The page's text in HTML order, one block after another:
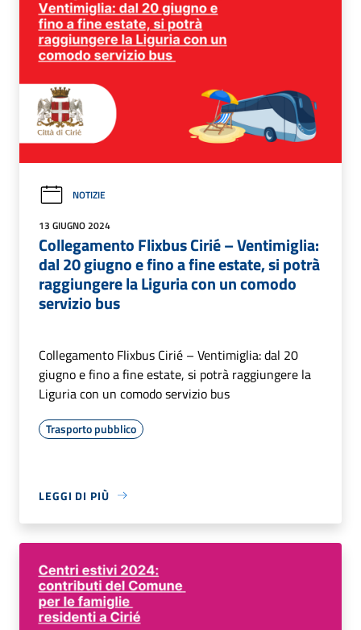
NOTIZIE
13 GIUGNO 2024
Collegamento Flixbus Cirié – Ventimiglia:
dal 20 giugno e fino a fine estate, si potrà
raggiungere la Liguria con un comodo
servizio bus
Collegamento Flixbus Cirié – Ventimiglia: dal 20
giugno e fino a fine estate, si potrà raggiungere la
Liguria con un comodo servizio bus
Trasporto pubblico
LEGGI DI PIÙ